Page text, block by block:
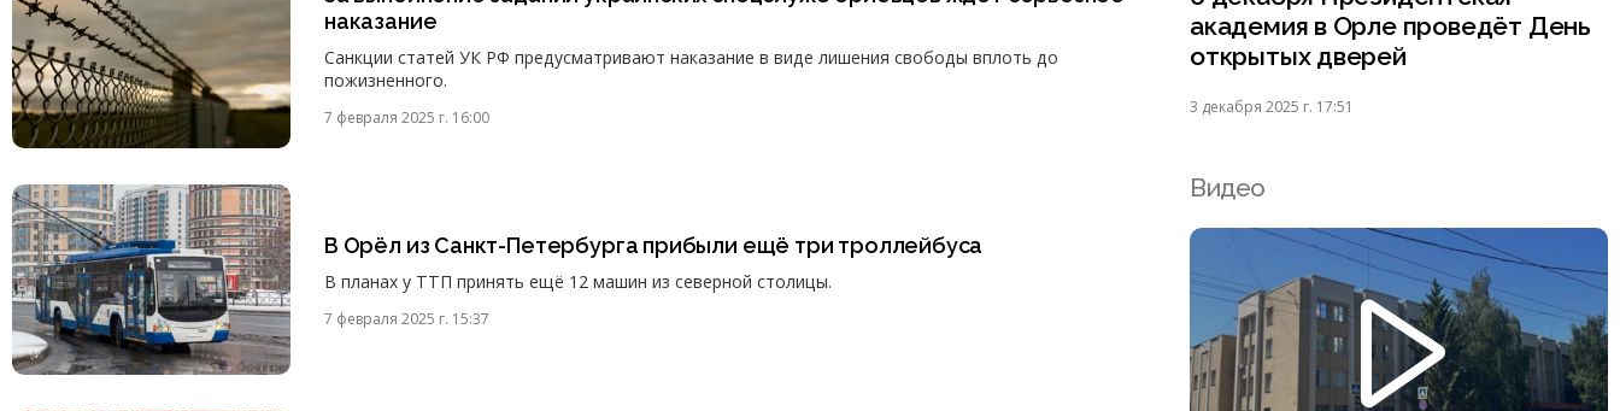
наказание
Санкции статей УК РФ предусматривают наказание в виде лишения свободы вплоть до
пожизненного.
7 февраля 2025 г. 16:00
В Орёл из Санкт-Петербурга прибыли ещё три троллейбуса
В планах у ТТП принять ещё 12 машин из северной столицы.
7 февраля 2025 г. 15:37
академия в Орле проведёт День
открытых дверей
3 декабря 2025 г. 17:51
Видео